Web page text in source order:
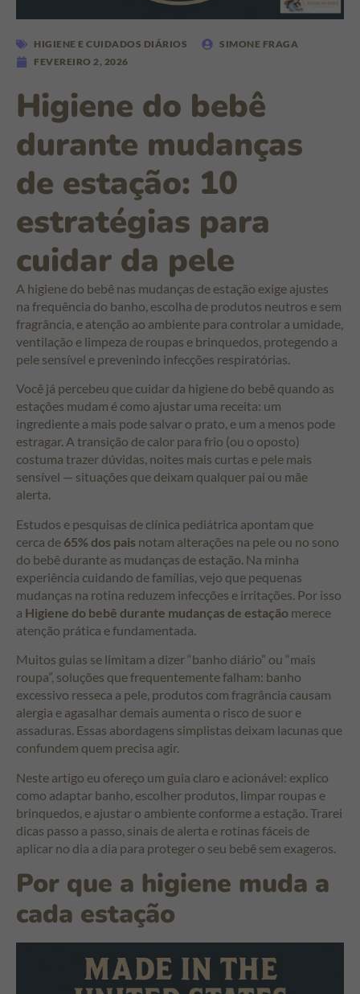
HIGIENE E CUIDADOS DIÁRIOS
SIMONE FRAGA
FEVEREIRO 2, 2026
Higiene do bebê
durante mudanças
de estação: 10
estratégias para
cuidar da pele
A higiene do bebê nas mudanças de estação exige ajustes
na frequência do banho, escolha de produtos neutros e sem
fragrância, e atenção ao ambiente para controlar a umidade,
ventilação e limpeza de roupas e brinquedos, protegendo a
pele sensível e prevenindo infecções respiratórias.
Você já percebeu que cuidar da higiene do bebê quando as
estações mudam é como ajustar uma receita: um
ingrediente a mais pode salvar o prato, e um a menos pode
estragar. A transição de calor para frio (ou o oposto)
costuma trazer dúvidas, noites mais curtas e pele mais
sensível — situações que deixam qualquer pai ou mãe
alerta.
Estudos e pesquisas de clínica pediátrica apontam que
cerca de 65% dos pais notam alterações na pele ou no sono
do bebê durante as mudanças de estação. Na minha
experiência cuidando de famílias, vejo que pequenas
mudanças na rotina reduzem infecções e irritações. Por isso
a Higiene do bebê durante mudanças de estação merece
atenção prática e fundamentada.
Muitos guias se limitam a dizer “banho diário” ou “mais
roupa”, soluções que frequentemente falham: banho
excessivo resseca a pele, produtos com fragrância causam
alergia e agasalhar demais aumenta o risco de suor e
assaduras. Essas abordagens simplistas deixam lacunas que
confundem quem precisa agir.
Neste artigo eu ofereço um guia claro e acionável: explico
como adaptar banho, escolher produtos, limpar roupas e
brinquedos, e ajustar o ambiente conforme a estação. Trarei
dicas passo a passo, sinais de alerta e rotinas fáceis de
aplicar no dia a dia para proteger o seu bebê sem exageros.
Por que a higiene muda a
cada estação